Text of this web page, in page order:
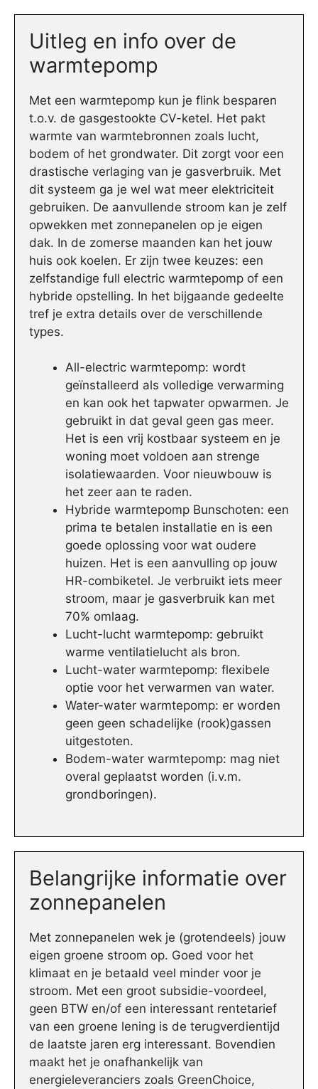
Uitleg en info over de
warmtepomp
Met een warmtepomp kun je flink besparen
t.o.v. de gasgestookte CV-ketel. Het pakt
warmte van warmtebronnen zoals lucht,
bodem of het grondwater. Dit zorgt voor een
drastische verlaging van je gasverbruik. Met
dit systeem ga je wel wat meer elektriciteit
gebruiken. De aanvullende stroom kan je zelf
opwekken met zonnepanelen op je eigen
dak. In de zomerse maanden kan het jouw
huis ook koelen. Er zijn twee keuzes: een
zelfstandige full electric warmtepomp of een
hybride opstelling. In het bijgaande gedeelte
tref je extra details over de verschillende
types.
All-electric warmtepomp: wordt
geïnstalleerd als volledige verwarming
en kan ook het tapwater opwarmen. Je
gebruikt in dat geval geen gas meer.
Het is een vrij kostbaar systeem en je
woning moet voldoen aan strenge
isolatiewaarden. Voor nieuwbouw is
het zeer aan te raden.
Hybride warmtepomp Bunschoten: een
prima te betalen installatie en is een
goede oplossing voor wat oudere
huizen. Het is een aanvulling op jouw
HR-combiketel. Je verbruikt iets meer
stroom, maar je gasverbruik kan met
70% omlaag.
Lucht-lucht warmtepomp: gebruikt
warme ventilatielucht als bron.
Lucht-water warmtepomp: flexibele
optie voor het verwarmen van water.
Water-water warmtepomp: er worden
geen geen schadelijke (rook)gassen
uitgestoten.
Bodem-water warmtepomp: mag niet
overal geplaatst worden (i.v.m.
grondboringen).
Belangrijke informatie over
zonnepanelen
Met zonnepanelen wek je (grotendeels) jouw
eigen groene stroom op. Goed voor het
klimaat en je betaald veel minder voor je
stroom. Met een groot subsidie-voordeel,
geen BTW en/of een interessant rentetarief
van een groene lening is de terugverdientijd
de laatste jaren erg interessant. Bovendien
maakt het je onafhankelijk van
energieleveranciers zoals GreenChoice,